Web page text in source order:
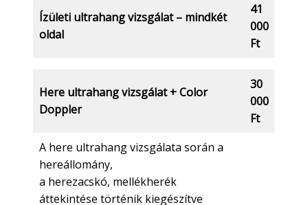
Ízületi ultrahang vizsgálat – mindkét
oldal
41
000
Ft
Here ultrahang vizsgálat + Color
Doppler
30
000
Ft
A here ultrahang vizsgálata során a
hereállomány,
a herezacskó, mellékherék
áttekintése történik kiegészítve